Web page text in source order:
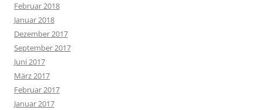
Februar 2018
Januar 2018
Dezember 2017
September 2017
Juni 2017
März 2017
Februar 2017
Januar 2017